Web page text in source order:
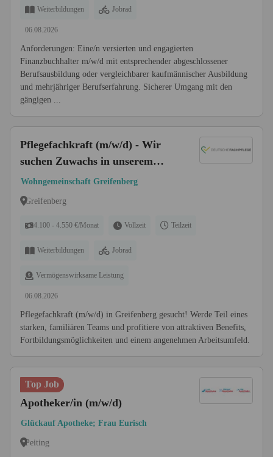
Weiterbildungen Jobrad
06.08.2026
Anforderungen: Eine/n versierten und engagierten
Finanzbuchhalter m/w/d mit entsprechender abgeschlossener
Berufsausbildung oder vergleichbarer kaufmännischer Ausbildung
und mehrjähriger Berufserfahrung. Sicherer Umgang mit den
gängigen ...
Pflegefachkraft (m/w/d) - Wir
suchen Zuwachs in unserem
Team!
Wohngemeinschaft Greifenberg
Greifenberg
4.100 - 4.550 €/Monat Vollzeit Teilzeit
Weiterbildungen Jobrad
Vermögenswirksame Leistung
06.08.2026
Pflegefachkraft (m/w/d) in Greifenberg gesucht! Werde Teil eines
starken, familiären Teams und profitiere von attraktiven Benefits,
Fortbildungsmöglichkeiten und einem angenehmen Arbeitsumfeld.
Top Job
Apotheker/in (m/w/d)
Glückauf Apotheke; Frau Eurisch
Peiting